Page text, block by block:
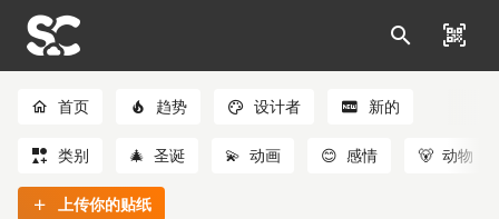
首页 趋势 设计者 新的
类别 🎄 圣诞 💫 动画 😊 感情 🐻 动物
上传你的贴纸